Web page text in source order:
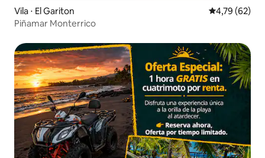
Vila ⋅ El Gariton 4,79 de uma
4,79 (62)
Piñamar Monterrico